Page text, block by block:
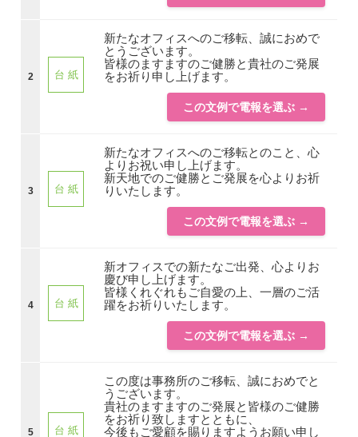
2 台 紙
新たなオフィスへのご移転、誠におめで
とうございます。
皆様のますますのご健勝と貴社のご発展
をお祈り申し上げます。
この文例で電報を選ぶ →
3 台 紙
新たなオフィスへのご移転とのこと、心
よりお祝い申し上げます。
新天地でのご健勝とご発展を心よりお祈
りいたします。
この文例で電報を選ぶ →
4 台 紙
新オフィスでの新たなご出発、心よりお
慶び申し上げます。
皆様くれぐれもご自愛の上、一層のご活
躍をお祈りいたします。
この文例で電報を選ぶ →
5 台 紙
この度は事務所のご移転、誠におめでと
うございます。
貴社のますますのご発展と皆様のご健勝
をお祈り致しますとともに、
今後もご愛顧を賜りますようお願い申し